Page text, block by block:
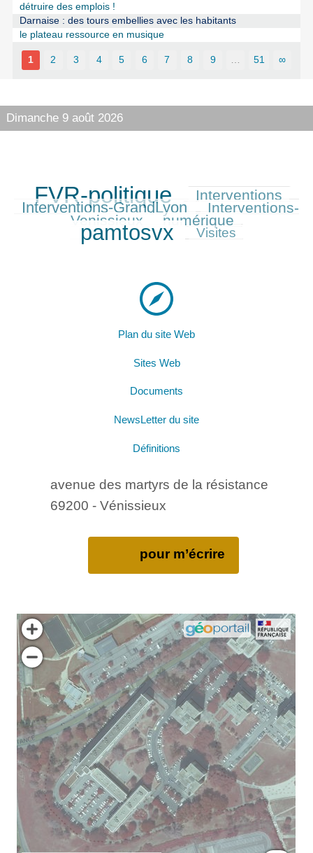
détruire des emplois !
Darnaise : des tours embellies avec les habitants
le plateau ressource en musique
1 2 3 4 5 6 7 8 9 … 51 ∞
Dimanche 9 août 2026
900/900
FVR-politique
380/900 Interventions
462/900
Interventions-GrandLyon
389/900 Interventions-
Venissieux numérique
pamtosvx Visites
Plan du site Web
Sites Web
Documents
NewsLetter du site
Définitions
avenue des martyrs de la résistance
69200 - Vénissieux
pour m’écrire